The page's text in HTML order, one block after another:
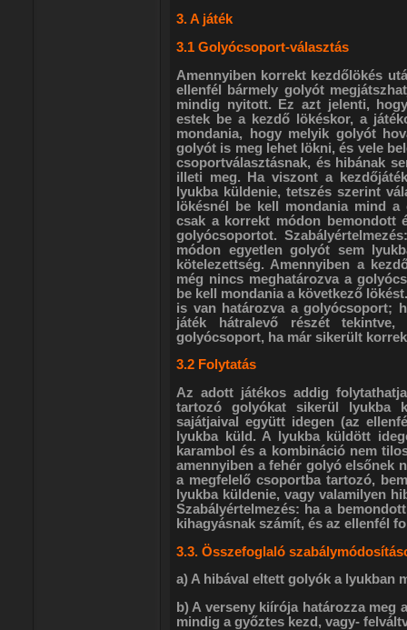
3. A játék
3.1 Golyócsoport-választás
Amennyiben korrekt kezdőlökés
ellenfél bármely golyót
mindig nyitott. Ez azt jelenti,
estek be a kezdő lökéskor, a
mondania, hogy melyik golyót
golyót is meg lehet lökni, és vele
csoportválasztásnak, és hibának
illeti meg. Ha viszont a
lyukba küldenie, tetszés szerint
lökésnél be kell mondania mind
csak a korrekt módon bemondott
golyócsoportot.
módon egyetlen golyót sem
kötelezettség. Amennyiben a
még nincs meghatározva a
be kell mondania a következő
is van határozva a golyócsoport;
játék hátralevő részét
golyócsoport, ha már sikerült
3.2 Folytatás
Az adott játékos addig
tartozó golyókat sikerül lyukba
sajátjaival együtt idegen (az
lyukba küld. A lyukba küldött
karambol és a kombináció nem
amennyiben a fehér golyó elsőnek
a megfelelő csoportba tartozó,
lyukba küldenie, vagy valamilyen
Szabályértelmezés: ha a
kihagyásnak számít, és az ellenfél
3.3. Összefoglaló
a) A hibával eltett golyók a lyukban
b) A verseny kiírója határozza meg
mindig a győztes kezd, vagy-